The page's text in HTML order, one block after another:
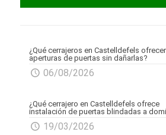
¿Qué cerrajeros en Castelldefels
aperturas de puertas sin dañarlas?
06/08/2026
¿Qué cerrajero en Castelldefels ofrece
instalación de puertas blindadas a
19/03/2026